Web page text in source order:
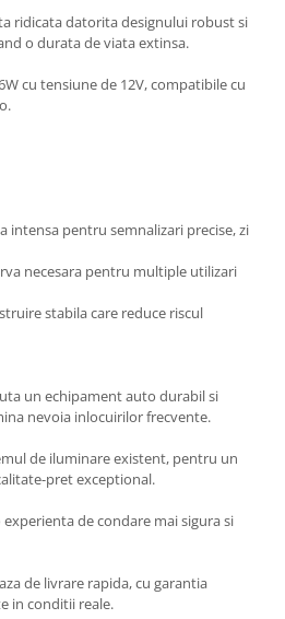
ridicata datorita designului robust si
o durata de viata extinsa.
cu tensiune de 12V, compatibile cu
intensa pentru semnalizari precise, zi
necesara pentru multiple utilizari
stabila care reduce riscul
un echipament auto durabil si
nevoia inlocuirilor frecvente.
de iluminare existent, pentru un
pret exceptional.
de condare mai sigura si
de livrare rapida, cu garantia
in conditii reale.